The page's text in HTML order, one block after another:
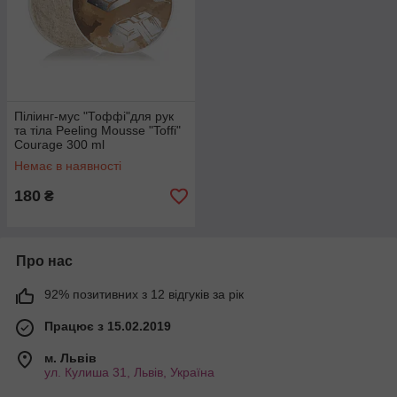
Піліинг-мус "Тоффі"для рук
та тіла Peeling Mousse "Toffi"
Courage 300 ml
Немає в наявності
180 ₴
Про нас
92% позитивних з 12 відгуків за рік
Працює з 15.02.2019
м. Львів
ул. Кулиша 31, Львів, Україна